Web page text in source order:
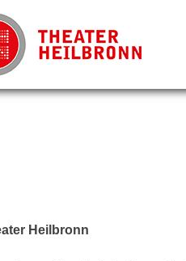
Heilbronn